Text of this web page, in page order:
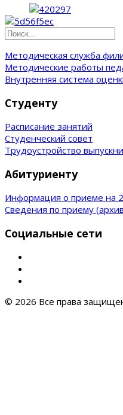
Методическая служба
Методические работы
Внутренняя система
Студенту
Расписание занятий
Студенческий совет
Трудоустройство
Абитуриенту
Информация о приеме на
Сведения по приему
Социальные сети
© 2026 Все права